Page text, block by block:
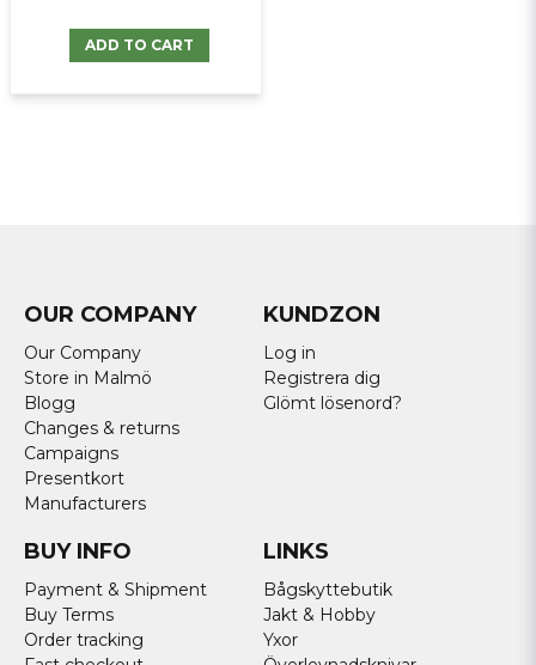
ADD TO CART
OUR COMPANY
Our Company
Store in Malmö
Blogg
Changes & returns
Campaigns
Presentkort
Manufacturers
KUNDZON
Log in
Registrera dig
Glömt lösenord?
BUY INFO
Payment & Shipment
Buy Terms
Order tracking
LINKS
Bågskyttebutik
Jakt & Hobby
Yxor